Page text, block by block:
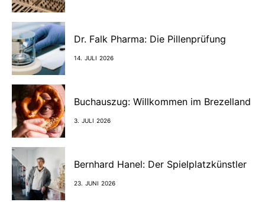
Dr. Falk Pharma: Die Pillenprüfung
14. JULI 2026
Buchauszug: Willkommen im Brezelland
3. JULI 2026
Bernhard Hanel: Der Spielplatzkünstler
23. JUNI 2026